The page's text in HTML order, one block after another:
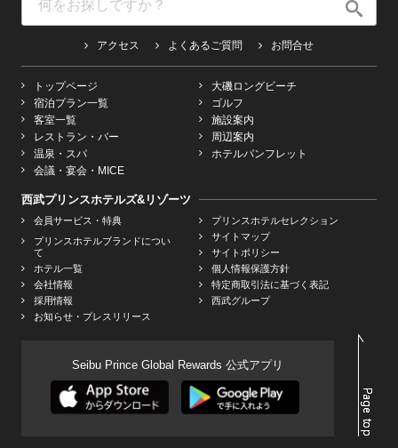
アクセス よくあるご質問 お問合せ
トップページ
宿泊プラン一覧
客室一覧
レストラン・バー
温泉・スパ
会議・宴会・MICE
大磯ロングビーチ
ゴルフ
施設案内
周辺案内
ホテルパンフレット
西武プリンスホテルズ&リゾーツ
会員サービス・特典
プリンスホテルブランドについ
て
ホテル一覧
会社情報
採用情報
お知らせ・プレスリリース
プリンスホテルセレクション
サイトマップ
サイトポリシー
個人情報保護方針
特定商取引法に基づく表記
西武グループ
Seibu Prince Global Rewards 公式アプリ